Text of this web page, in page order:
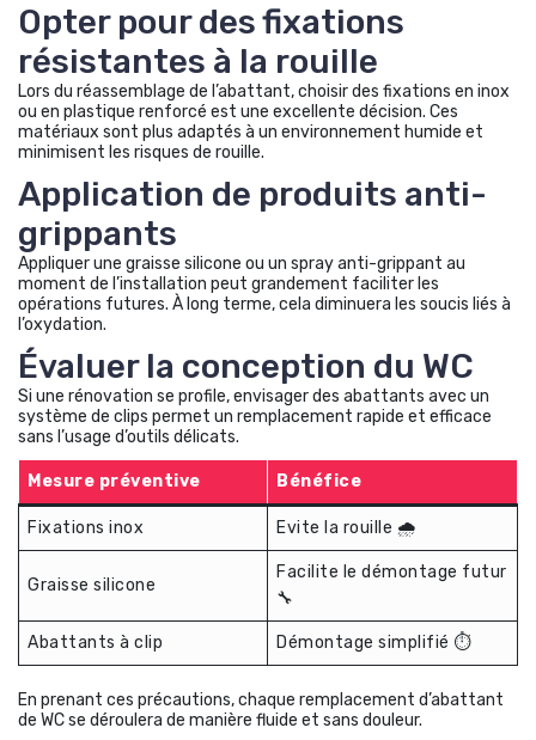
Opter pour des fixations
résistantes à la rouille
Lors du réassemblage de l’abattant, choisir des fixations en inox
ou en plastique renforcé est une excellente décision. Ces
matériaux sont plus adaptés à un environnement humide et
minimisent les risques de rouille.
Application de produits anti-
grippants
Appliquer une graisse silicone ou un spray anti-grippant au
moment de l’installation peut grandement faciliter les
opérations futures. À long terme, cela diminuera les soucis liés à
l’oxydation.
Évaluer la conception du WC
Si une rénovation se profile, envisager des abattants avec un
système de clips permet un remplacement rapide et efficace
sans l’usage d’outils délicats.
Mesure préventive Bénéfice
Fixations inox Evite la rouille 🌧️
Graisse silicone
Facilite le démontage futur
🔧
Abattants à clip Démontage simplifié ⏱️
En prenant ces précautions, chaque remplacement d’abattant
de WC se déroulera de manière fluide et sans douleur.